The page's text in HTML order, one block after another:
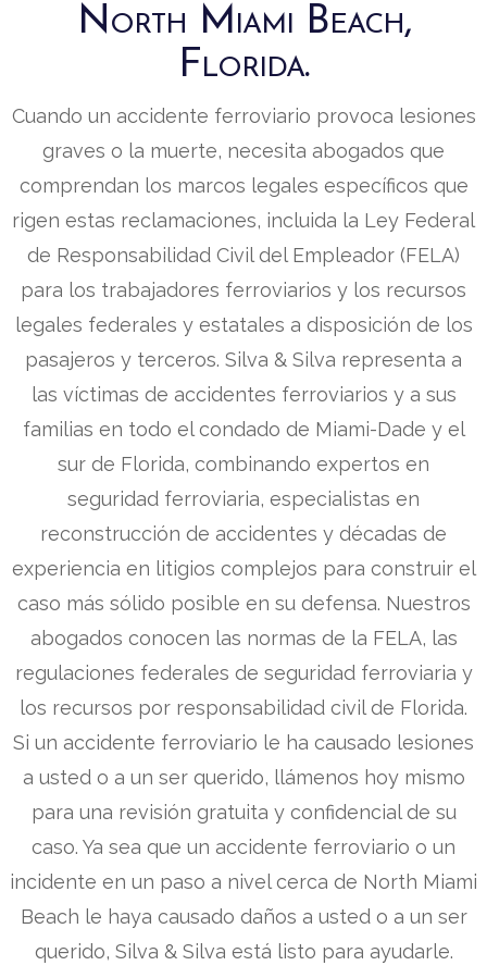
North Miami Beach,
Florida.
Cuando un accidente ferroviario provoca lesiones
graves o la muerte, necesita abogados que
comprendan los marcos legales específicos que
rigen estas reclamaciones, incluida la Ley Federal
de Responsabilidad Civil del Empleador (FELA)
para los trabajadores ferroviarios y los recursos
legales federales y estatales a disposición de los
pasajeros y terceros. Silva & Silva representa a
las víctimas de accidentes ferroviarios y a sus
familias en todo el condado de Miami-Dade y el
sur de Florida, combinando expertos en
seguridad ferroviaria, especialistas en
reconstrucción de accidentes y décadas de
experiencia en litigios complejos para construir el
caso más sólido posible en su defensa. Nuestros
abogados conocen las normas de la FELA, las
regulaciones federales de seguridad ferroviaria y
los recursos por responsabilidad civil de Florida.
Si un accidente ferroviario le ha causado lesiones
a usted o a un ser querido, llámenos hoy mismo
para una revisión gratuita y confidencial de su
caso. Ya sea que un accidente ferroviario o un
incidente en un paso a nivel cerca de North Miami
Beach le haya causado daños a usted o a un ser
querido, Silva & Silva está listo para ayudarle.